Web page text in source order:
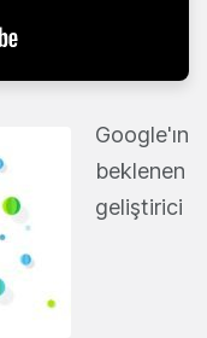
Google'ın
beklenen
geliştirici